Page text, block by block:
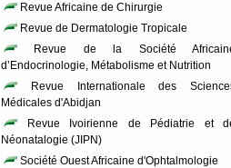
Revue Africaine de Chirurgie
Revue de Dermatologie Tropicale
Revue de la Société
d’Endocrinologie, Métabolisme et Nutrition
Revue Internationale des
Médicales d'Abidjan
Revue Ivoirienne de Pédiatrie et
Néonatalogie (JIPN)
Société Ouest Africaine d'Ophtalmologie